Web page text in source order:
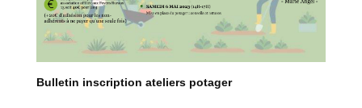
Bulletin inscription ateliers potager